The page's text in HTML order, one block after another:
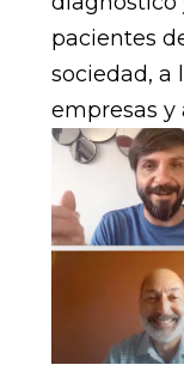
pacientes
sociedad, a
empresas y